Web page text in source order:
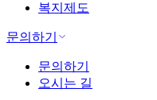
복지제도
문의하기
문의하기
오시는 길